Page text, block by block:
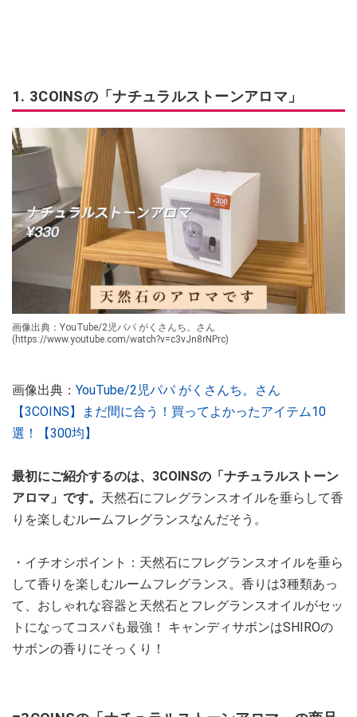
1. 3COINSの「ナチュラルストーンアロマ」
画像出典：YouTube/2児パパ がくさんち。さん
(https://www.youtube.com/watch?v=c3vJn8rNPrc)
画像出典： YouTube/2児パパ がくさんち。さん
【3COINS】まだ間に合う！買ってよかったアイテム10
選！【300均】
最初にご紹介するのは、3COINSの「ナチュラルストーン
アロマ」です。 天然石にフレグランスオイルを垂らして香
りを楽しむルームフレグランスなんだそう。
・イチオシポイント：天然石にフレグランスオイルを垂ら
して香りを楽しむルームフレグランス。香りは3種類あっ
て、おしゃれな容器と天然石とフレグランスオイルがセッ
トになってコスパも最強！ キャンディサボンはSHIROの
サボンの香りにそっくり！